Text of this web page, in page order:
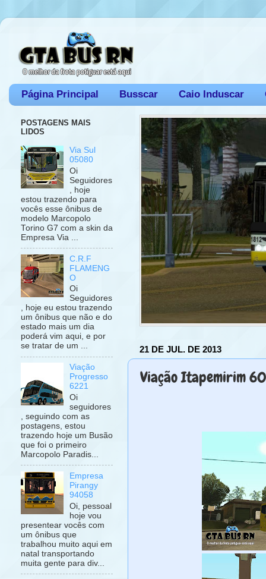
Página Principal Busscar Caio Induscar
21 DE JUL. DE 2013
Viação Itapemirim
POSTAGENS MAIS
LIDOS
Via Sul
05080
Oi
Seguidores
, hoje
estou trazendo para
vocês esse ônibus de
modelo Marcopolo
Torino G7 com a skin da
Empresa Via ...
C.R.F
FLAMENG
O
Oi
Seguidores
, hoje eu estou trazendo
um ônibus que não e do
estado mais um dia
poderá vim aqui, e por
se tratar de um ...
Viação
Progresso
6221
Oi
seguidores
, seguindo com as
postagens, estou
trazendo hoje um Busão
que foi o primeiro
Marcopolo Paradis...
Empresa
Pirangy
94058
Oi, pessoal
hoje vou
presentear vocês com
um ônibus que
trabalhou muito aqui em
natal transportando
muita gente para div...